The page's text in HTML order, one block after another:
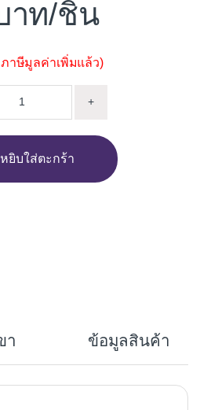
/ชิ้น
าษีมูลค่าเพิ่มแล้ว)
+
หยิบใส่ตะกร้า
า ข้อมูลสินค้า